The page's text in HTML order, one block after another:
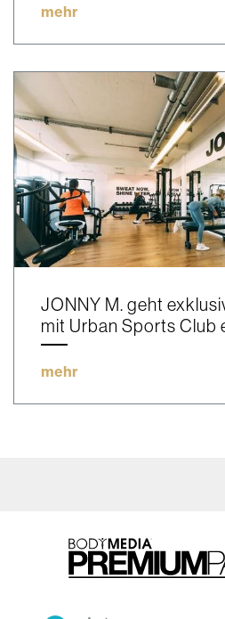
mehr
JONNY M. geht
mit Urban Sports Club
mehr